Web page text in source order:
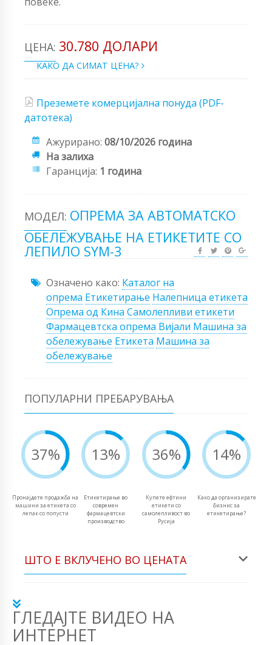
ЦЕНА: 30.780 ДОЛАРИ
КАКО ДА СИМАТ ЦЕНА?
Преземете комерцијална понуда (PDF-
датотека)
Ажурирано: 08/10/2026 година
На залиха
Гаранција: 1 година
МОДЕЛ: ОПРЕМА ЗА АВТОМАТСКО
ОБЕЛЕЖУВАЊЕ НА ЕТИКЕТИТЕ СО
ЛЕПИЛО SYM-3
Означено како: Каталог на
опрема Етикетирање Налепница етикета
Опрема од Кина Самолепливи етикети
Фармацевтска опрема Вијали Машина за
обележување Етикета Машина за
обележување
ПОПУЛАРНИ ПРЕБАРУВАЊА
37%
Пронајдете продажба на
машини за етикета со
лепак со попусти
13%
Етикетирање во
современ
фармацевтски
производство
36%
Купете ефтини
етикети со
самолепливост во
Русија
14%
Како да организирате
бизнис за
етикетирање?
ШТО Е ВКЛУЧЕНО ВО ЦЕНАТА
ГЛЕДАЈТЕ ВИДЕО НА
ИНТЕРНЕТ